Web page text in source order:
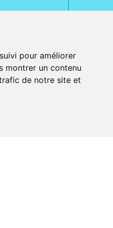
pour améliorer
montrer un contenu
de notre site et
5.0 ou version